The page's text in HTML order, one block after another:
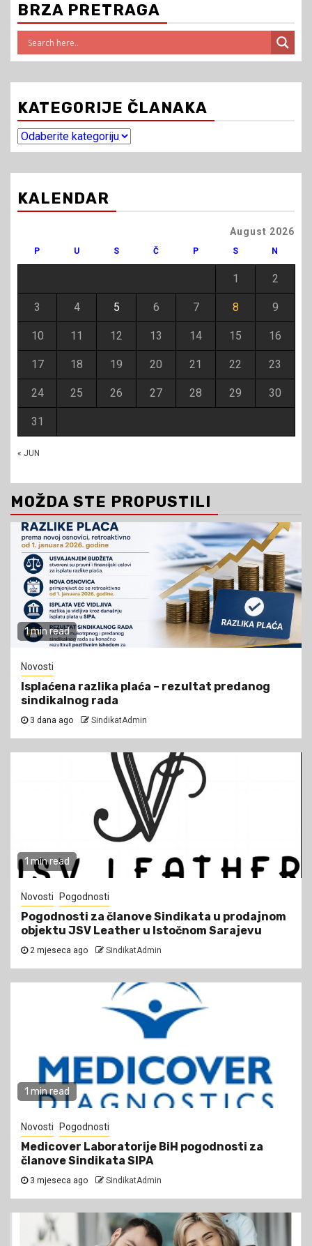
BRZA PRETRAGA
KATEGORIJE ČLANAKA
Kategorije
članaka
KALENDAR
August 2026
P U S Č P S N
« JUN
1 2
3 4 5 6 7 8 9
10 11 12 13 14 15 16
17 18 19 20 21 22 23
24 25 26 27 28 29 30
31
MOŽDA STE PROPUSTILI
1 min read
Novosti
Isplaćena razlika plaća – rezultat predanog
sindikalnog rada
3 dana ago SindikatAdmin
1 min read
Novosti Pogodnosti
Pogodnosti za članove Sindikata u prodajnom
objektu JSV Leather u Istočnom Sarajevu
2 mjeseca ago SindikatAdmin
1 min read
Novosti Pogodnosti
Medicover Laboratorije BiH pogodnosti za
članove Sindikata SIPA
3 mjeseca ago SindikatAdmin